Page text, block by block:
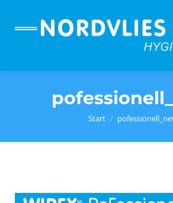
Sie befinden sich hier:
Start